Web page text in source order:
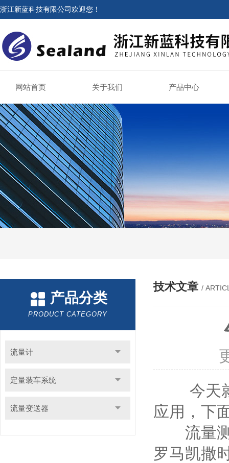
浙江新蓝科技有限公司欢迎您！
网站首页 关于我们 产品中心
产品分类
PRODUCT CATEGORY
流量计
定量装车系统
流量变送器
技术文章 /
今天就
应用，下
流量测
罗马凯撒